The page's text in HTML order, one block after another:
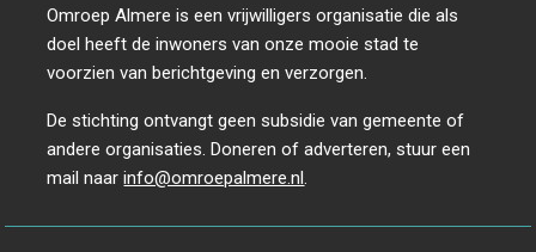
Omroep Almere is een vrijwilligers organisatie die als
doel heeft de inwoners van onze mooie stad te
voorzien van berichtgeving en verzorgen.
De stichting ontvangt geen subsidie van gemeente of
andere organisaties. Doneren of adverteren, stuur een
mail naarinfo@omroepalmere.nl.